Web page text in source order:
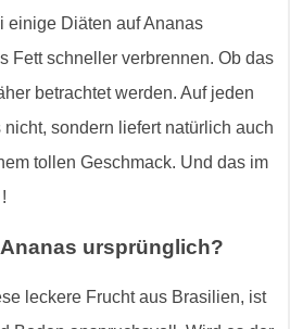
einige Diäten auf Ananas
Fett schneller verbrennen. Ob das
betrachtet werden. Auf jeden
sondern liefert natürlich auch
tollen Geschmack. Und das im
ursprünglich?
leckere Frucht aus Brasilien, ist